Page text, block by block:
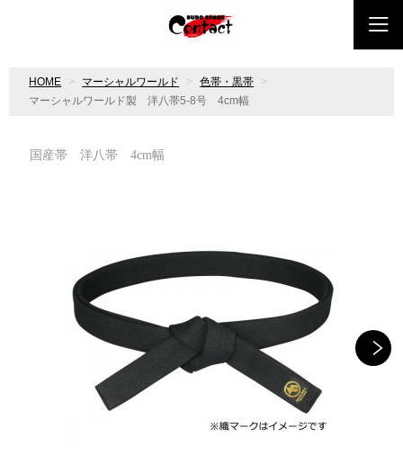
HOME マーシャルワールド
色帯・黒帯
マーシャルワールド製 洋八帯5-8号 4cm幅
国産帯 洋八帯 4cm幅